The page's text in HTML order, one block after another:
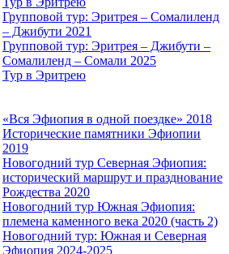
Групповой тур: Эритрея – Cомалиленд
– Джибути 2021
Групповой тур: Эритрея – Джибути –
Сомалиленд – Сомали 2025
Тур в Эритрею
«Вся Эфиопия в одной поездке» 2018
Исторические памятники Эфиопии
2019
Новогодний тур Северная Эфиопия:
исторический маршрут и празднование
Рождества 2020
Новогодний тур Южная Эфиопия:
племена каменного века 2020 (часть 2)
Новогодний тур: Южная и Северная
Эфиопия 2024-2025